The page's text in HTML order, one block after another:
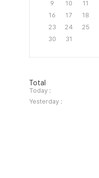
9
10 11
16
17 18
23
24 25
30
31
방
문
자
수
Total
Today :
Yesterday :